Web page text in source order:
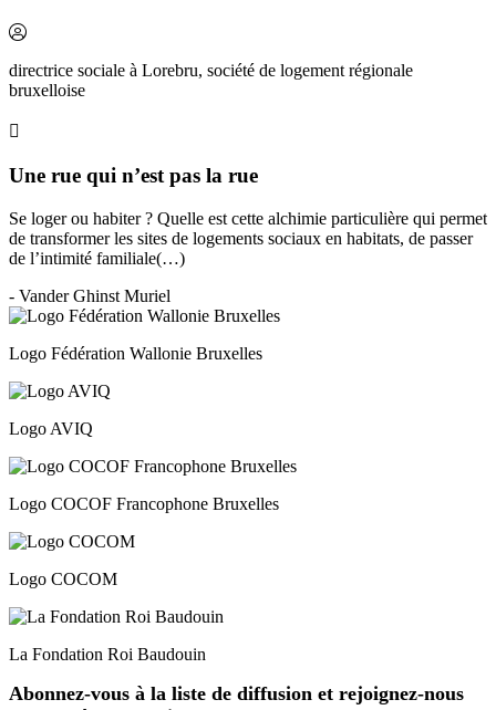
directrice sociale à Lorebru, société de logement régionale
bruxelloise
Une rue qui n’est pas la rue
Se loger ou habiter ? Quelle est cette alchimie particulière qui permet
de transformer les sites de logements sociaux en habitats, de passer
de l’intimité familiale(…)
- Vander Ghinst Muriel
Logo Fédération Wallonie Bruxelles
Logo AVIQ
Logo COCOF Francophone Bruxelles
Logo COCOM
La Fondation Roi Baudouin
Abonnez-vous à la liste de diffusion et rejoignez-nous